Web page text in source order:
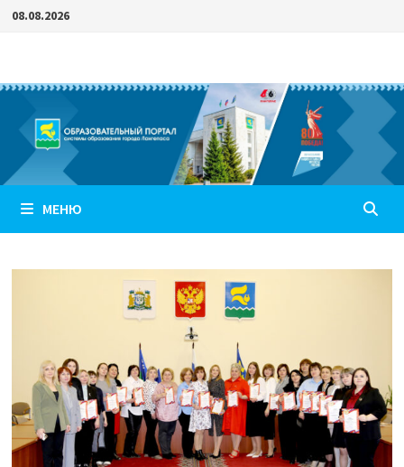
Перейти
08.08.2026
МЕНЮ